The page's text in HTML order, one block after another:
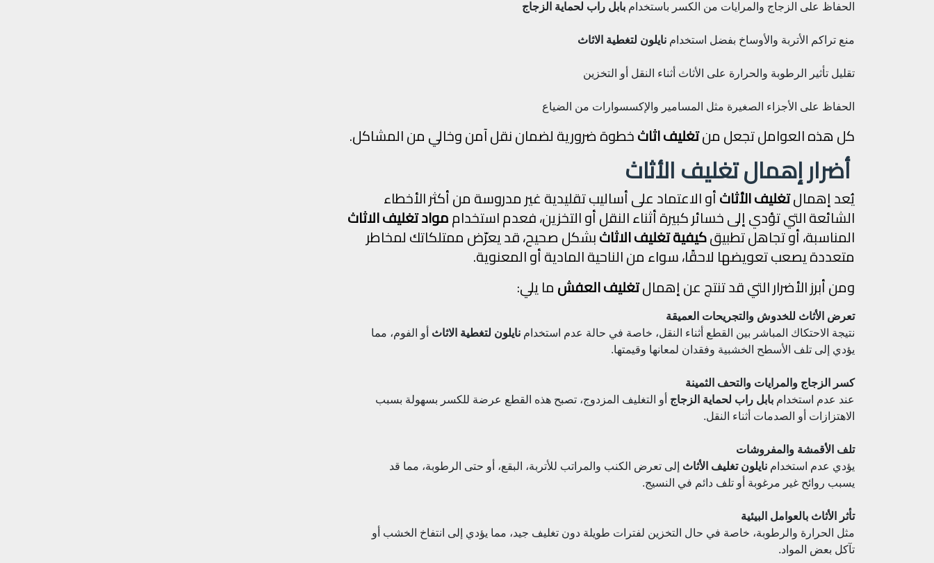
الحفاظ على الزجاج والمرايات من الكسر باستخدام بابل راب لحماية الزجاج
منع تراكم الأتربة والأوساخ بفضل استخدام نايلون لتغطية الاثاث
تقليل تأثير الرطوبة والحرارة على الأثاث أثناء النقل أو التخزين
الحفاظ على الأجزاء الصغيرة مثل المسامير والإكسسوارات من الضياع
كل هذه العوامل تجعل منتغليف اثاثخطوة ضرورية لضمان نقل آمن وخالي من المشاكل.
أضرار إهمال تغليف الأثاث
يُعد إهمالتغليف الأثاثأو الاعتماد على أساليب تقليدية غير مدروسة من أكثر الأخطاء
الشائعة التي تؤدي إلى خسائر كبيرة أثناء النقل أو التخزين، فعدم استخداممواد تغليف الاثاث
المناسبة، أو تجاهل تطبيقكيفية تغليف الاثاثبشكل صحيح، قد يعرّض ممتلكاتك لمخاطر
متعددة يصعب تعويضها لاحقًا، سواء من الناحية المادية أو المعنوية.
ومن أبرز الأضرار التي قد تنتج عن إهمالتغليف العفشما يلي:
تعرض الأثاث للخدوش والتجريحات العميقة
نتيجة الاحتكاك المباشر بين القطع أثناء النقل، خاصة في حالة عدم استخدام نايلون لتغطية الاثاث أو الفوم، مما
يؤدي إلى تلف الأسطح الخشبية وفقدان لمعانها وقيمتها.
كسر الزجاج والمرايات والتحف الثمينة
عند عدم استخدام بابل راب لحماية الزجاج أو التغليف المزدوج، تصبح هذه القطع عرضة للكسر بسهولة بسبب
الاهتزازات أو الصدمات أثناء النقل.
تلف الأقمشة والمفروشات
يؤدي عدم استخدام نايلون تغليف الأثاث إلى تعرض الكنب والمراتب للأتربة، البقع، أو حتى الرطوبة، مما قد
يسبب روائح غير مرغوبة أو تلف دائم في النسيج.
تأثر الأثاث بالعوامل البيئية
مثل الحرارة والرطوبة، خاصة في حال التخزين لفترات طويلة دون تغليف جيد، مما يؤدي إلى انتفاخ الخشب أو
تآكل بعض المواد.